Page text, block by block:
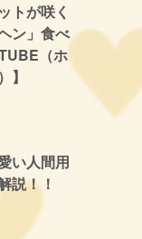
が咲く
ン」食べ
（ホ
】
い人間用
説！！